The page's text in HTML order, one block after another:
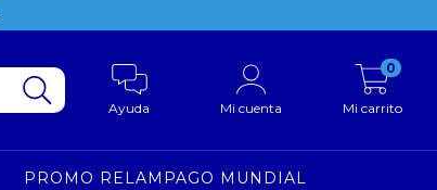
Ayuda Mi cuenta Mi carrito
0
PROMO RELAMPAGO MUNDIAL